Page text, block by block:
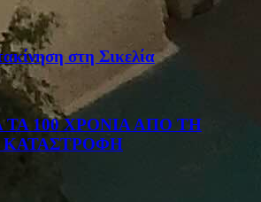
στη Σικελία
100 ΧΡΟΝΙΑ ΑΠΟ ΤΗ
ΚΑΤΑΣΤΡΟΦΗ